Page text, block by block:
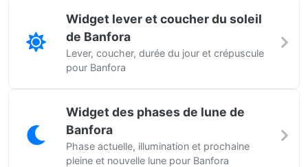
Widget lever et coucher du soleil
de Banfora
Lever, coucher, durée du jour et crépuscule
pour Banfora
Widget des phases de lune de
Banfora
Phase actuelle, illumination et prochaine
pleine et nouvelle lune pour Banfora